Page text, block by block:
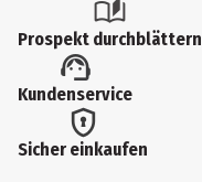
Prospekt durchblättern
Kundenservice
Sicher einkaufen